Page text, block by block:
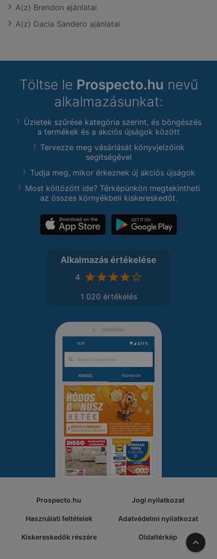
A(z) Brendon ajánlatai
A(z) Dacia Sandero ajánlatai
Töltse le Prospecto.hu nevű
alkalmazásunkat:
Üzletek szűrése kategória szerint, és böngészés
a termékek és a akciós újságok között
Tervezze meg vásárlását könyvjelzőink
segítségével
Tudja meg, mikor érkeznek új akciós újságok
Most költözött ide? Térképünkön megtekintheti
az összes környékbeli kiskereskedőt.
Alkalmazás értékelése
4
1 020 értékelés
Prospecto.hu Jogi nyilatkozat
Használati feltételek Adatvédelmi nyilatkozat
Kiskereskedők részére Oldaltérkép A